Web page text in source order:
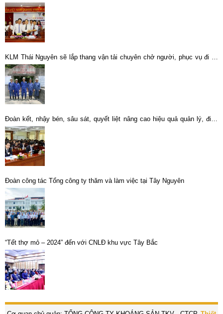
vật tư và lắp đặt Nhà máy luyện đồng công suất 20.000 tấn/năm”.
KLM Thái Nguyên sẽ lắp thang vận tải chuyên chở người, phục vụ đi lại
cho thợ lò Làng Hích
Đoàn kết, nhậy bén, sâu sát, quyết liệt nâng cao hiệu quả quản lý, điều
hành hoạt động sản xuất, kinh doanh toàn Tổng công ty .
Đoàn công tác Tổng công ty thăm và làm việc tại Tây Nguyên
“Tết thợ mỏ – 2024” đến với CNLĐ khu vực Tây Bắc